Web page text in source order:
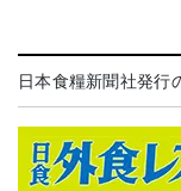
日本食糧新聞社発行